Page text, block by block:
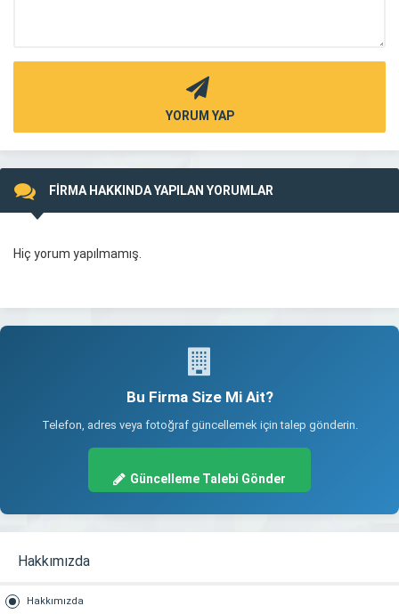
YORUM YAP
FİRMA HAKKINDA YAPILAN YORUMLAR
Hiç yorum yapılmamış.
Bu Firma Size Mi Ait?
Telefon, adres veya fotoğraf güncellemek için talep gönderin.
Güncelleme Talebi Gönder
Hakkımızda
Hakkımızda